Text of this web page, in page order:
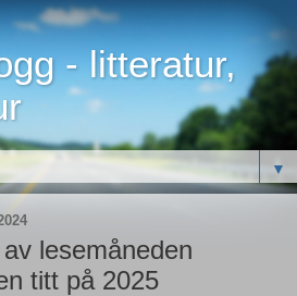
- litteratur,
▼
lesemåneden
titt på 2025